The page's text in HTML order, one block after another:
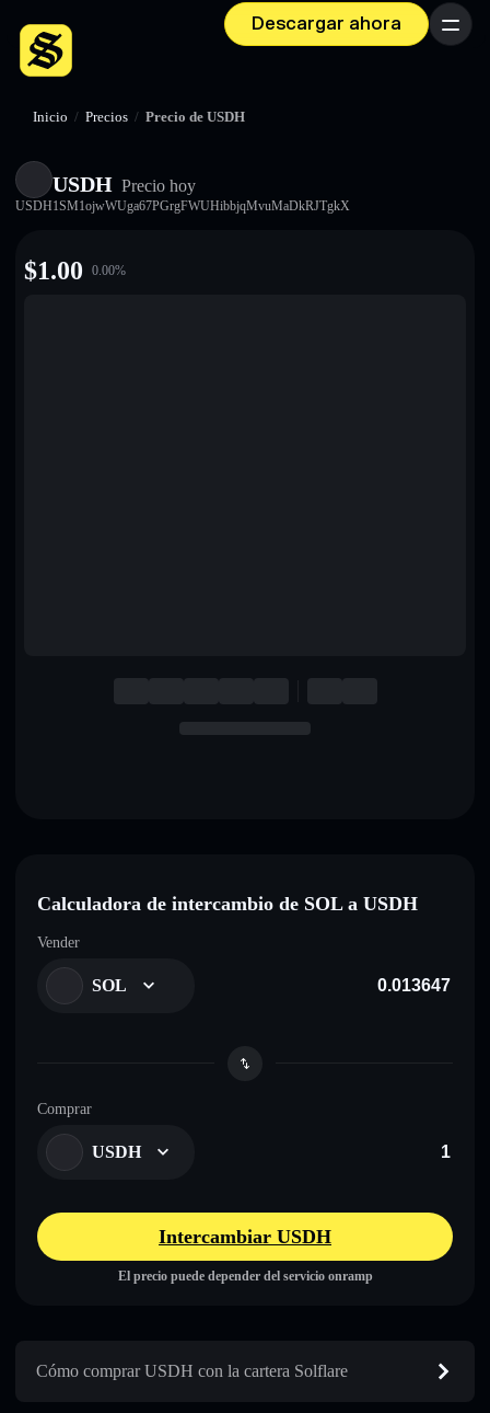
Descargar ahora Menú
Inicio / Precios / Precio de USDH
USDH Precio hoy
USDH1SM1ojwWUga67PGrgFWUHibbjqMvuMaDkRJTgkX
$1.00 0.00%
Calculadora de intercambio de SOL a USDH
Vender
SOL
Comprar
USDH
Intercambiar USDH
El precio puede depender del servicio onramp
Cómo comprar USDH con la cartera Solflare